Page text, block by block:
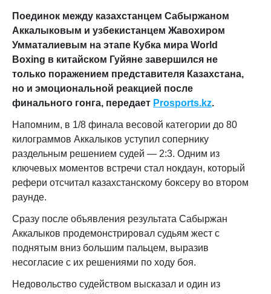
Поединок между казахстанцем Сабыржаном
Аккалыковым и узбекистанцем Жавохиром
Умматалиевым на этапе Кубка мира World
Boxing в китайском Гуйяне завершился не
только поражением представителя Казахстана,
но и эмоциональной реакцией после
финального гонга, передает Prosports.kz.
Напомним, в 1/8 финала весовой категории до 80
килограммов Аккалыков уступил сопернику
раздельным решением судей — 2:3. Одним из
ключевых моментов встречи стал нокдаун, который
рефери отсчитал казахстанскому боксеру во втором
раунде.
Сразу после объявления результата Сабыржан
Аккалыков продемонстрировал судьям жест с
поднятым вниз большим пальцем, выразив
несогласие с их решениями по ходу боя.
Недовольство судейством высказал и один из